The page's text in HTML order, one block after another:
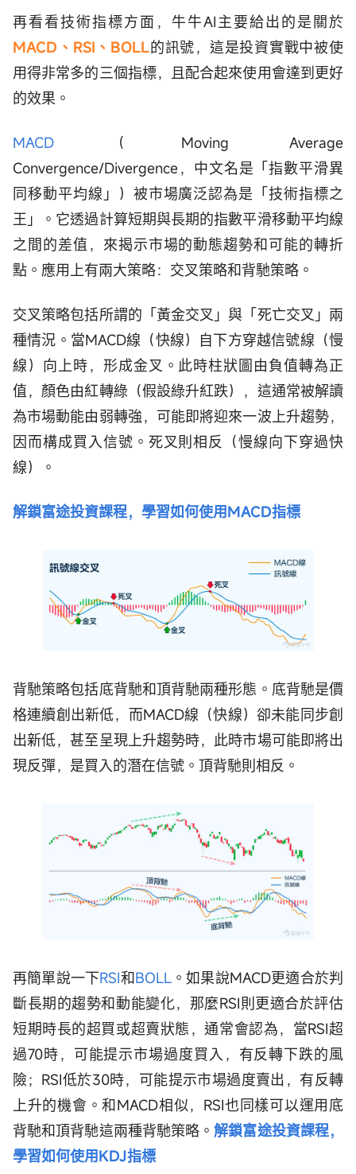
再看看技術指標方面，牛牛AI主要給出的是關於
MACD、RSI、BOLL的訊號，這是投資實戰中被使
用得非常多的三個指標，且配合起來使用會達到更好
的效果。
MACD （Moving Average
Convergence/Divergence，中文名是「指數平滑異
同移動平均線」）被市場廣泛認為是「技術指標之
王」。它透過計算短期與長期的指數平滑移動平均線
之間的差值，來揭示市場的動態趨勢和可能的轉折
點。應用上有兩大策略：交叉策略和背馳策略。
交叉策略包括所謂的「黃金交叉」與「死亡交叉」兩
種情況。當MACD線（快線）自下方穿越信號線（慢
線）向上時，形成金叉。此時柱狀圖由負值轉為正
值，顏色由紅轉綠（假設綠升紅跌），這通常被解讀
為市場動能由弱轉強，可能即將迎來一波上升趨勢，
因而構成買入信號。死叉則相反（慢線向下穿過快
線）。
解鎖富途投資課程，學習如何使用MACD指標
背馳策略包括底背馳和頂背馳兩種形態。底背馳是價
格連續創出新低，而MACD線（快線）卻未能同步創
出新低，甚至呈現上升趨勢時，此時市場可能即將出
現反彈，是買入的潛在信號。頂背馳則相反。
再簡單說一下RSI和BOLL。如果說MACD更適合於判
斷長期的趨勢和動能變化，那麼RSI則更適合於評估
短期時長的超買或超賣狀態，通常會認為，當RSI超
過70時，可能提示市場過度買入，有反轉下跌的風
險；RSI低於30時，可能提示市場過度賣出，有反轉
上升的機會。和MACD相似，RSI也同樣可以運用底
背馳和頂背馳這兩種背馳策略。解鎖富途投資課程，
學習如何使用KDJ指標